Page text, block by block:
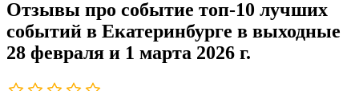
Отзывы про событие топ-10 лучших
событий в Екатеринбурге в выходные
28 февраля и 1 марта 2026 г.